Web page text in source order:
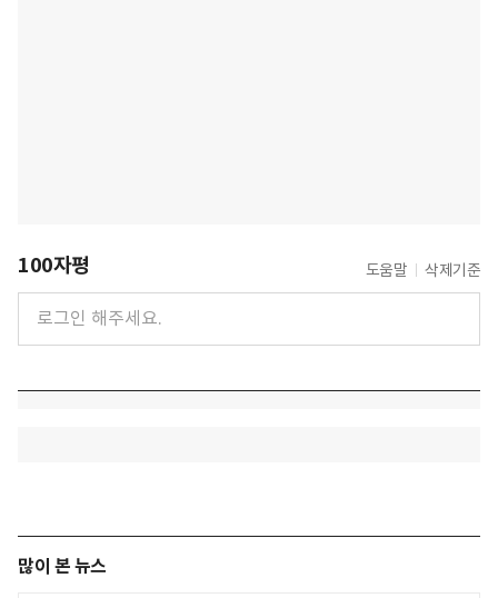
100자평 도움말 삭제기준
많이 본 뉴스